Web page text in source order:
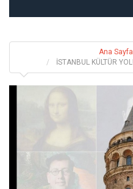
Ana Sayfa
İSTANBUL KÜLTÜR